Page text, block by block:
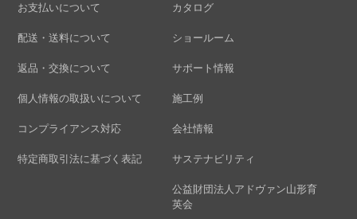
お支払いについて
配送・送料について
返品・交換について
個人情報の取扱いについて
コンプライアンス対応
特定商取引法に基づく表記
カタログ
ショールーム
サポート情報
施工例
会社情報
サステナビリティ
公益財団法人アドヴァン山形育
英会